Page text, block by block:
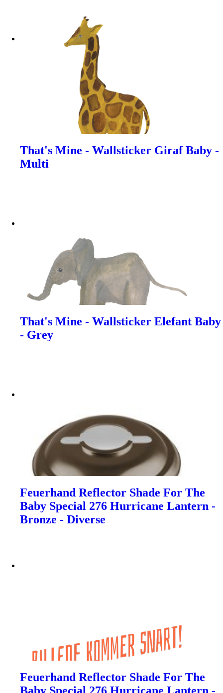
That's Mine - Wallsticker Giraf Baby -
Multi
That's Mine - Wallsticker Elefant Baby
- Grey
Feuerhand Reflector Shade For The
Baby Special 276 Hurricane Lantern -
Bronze - Diverse
Feuerhand Reflector Shade For The
Baby Special 276 Hurricane Lantern -